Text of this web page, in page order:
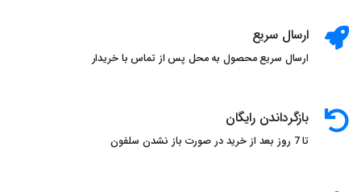
ارسال سریع
ارسال سریع محصول به محل پس از تماس با خریدار
بازگرداندن رایگان
تا 7 روز بعد از خرید در صورت باز نشدن سلفون